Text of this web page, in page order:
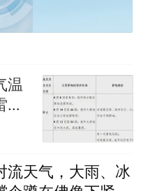
温
暴
流天气，大雨、冰